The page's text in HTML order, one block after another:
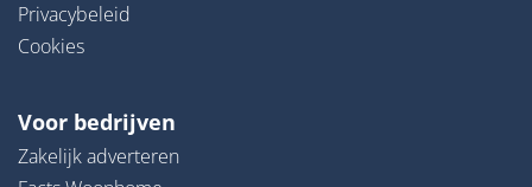
Privacybeleid
Cookies
Voor bedrijven
Zakelijk adverteren